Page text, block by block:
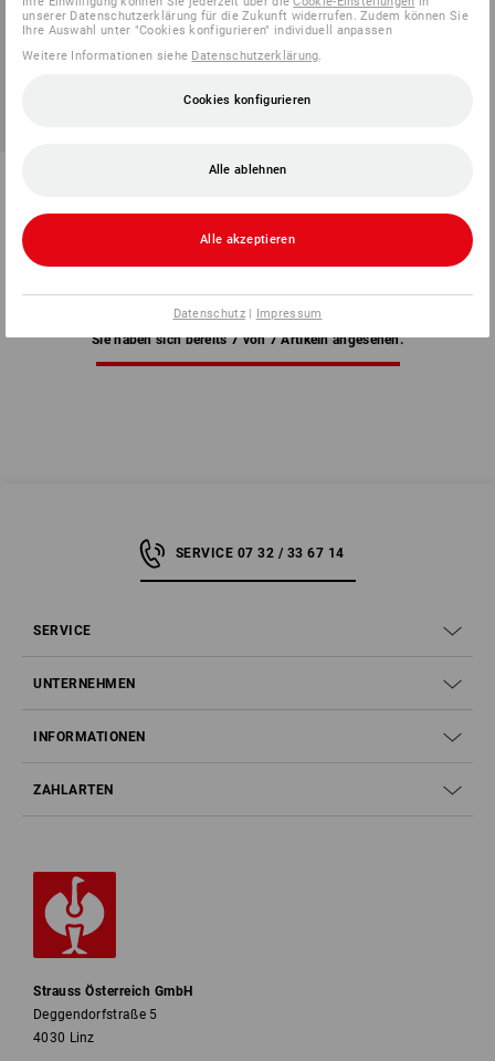
1 Farbe
ab
(m. MwSt.) ab 20 Stück
Sie haben sich bereits 7 von 7 Artikeln angesehen.
SERVICE 07 32 / 33 67 14
SERVICE
UNTERNEHMEN
INFORMATIONEN
ZAHLARTEN
Strauss Österreich GmbH
Deggendorfstraße 5
4030 Linz
unserer Datenschutzerklärung für die Zukunft widerrufen. Zudem können Sie
Ihre Auswahl unter "Cookies konfigurieren" individuell anpassen
Weitere Informationen siehe Datenschutzerklärung.
Cookies konfigurieren
Alle ablehnen
Alle akzeptieren
Datenschutz| Impressum